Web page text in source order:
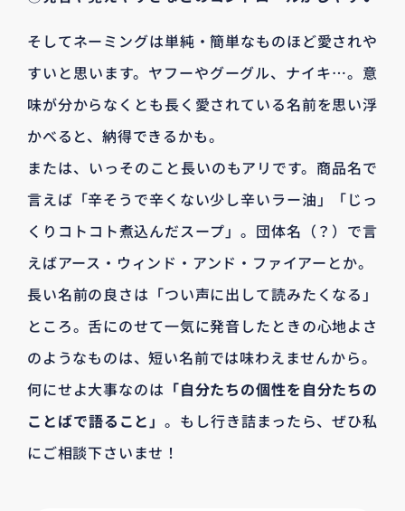
そしてネーミングは単純・簡単なものほど愛されや
すいと思います。ヤフーやグーグル、ナイキ…。意
味が分からなくとも長く愛されている名前を思い浮
かべると、納得できるかも。
または、いっそのこと長いのもアリです。商品名で
言えば「辛そうで辛くない少し辛いラー油」「じっ
くりコトコト煮込んだスープ」。団体名（？）で言
えばアース・ウィンド・アンド・ファイアーとか。
長い名前の良さは「つい声に出して読みたくなる」
ところ。舌にのせて一気に発音したときの心地よさ
のようなものは、短い名前では味わえませんから。
何にせよ大事なのは 「自分たちの個性を自分たちの
ことばで語ること」。もし行き詰まったら、ぜひ私
にご相談下さいませ！